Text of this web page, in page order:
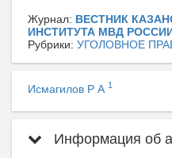
Журнал: ВЕСТНИК
ИНСТИТУТА МВД
Рубрики: УГОЛОВНОЕ
Исмагилов Р А 1
Информация об